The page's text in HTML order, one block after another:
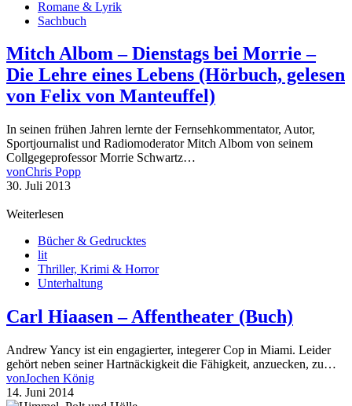
Romane & Lyrik
Sachbuch
Mitch Albom – Dienstags bei Morrie –
Die Lehre eines Lebens (Hörbuch, gelesen
von Felix von Manteuffel)
In seinen frühen Jahren lernte der Fernsehkommentator, Autor,
Sportjournalist und Radiomoderator Mitch Albom von seinem
Collgegeprofessor Morrie Schwartz…
vonChris Popp
30. Juli 2013
Weiterlesen
Bücher & Gedrucktes
lit
Thriller, Krimi & Horror
Unterhaltung
Carl Hiaasen – Affentheater (Buch)
Andrew Yancy ist ein engagierter, integerer Cop in Miami. Leider
gehört neben seiner Hartnäckigkeit die Fähigkeit, anzuecken, zu…
vonJochen König
14. Juni 2014